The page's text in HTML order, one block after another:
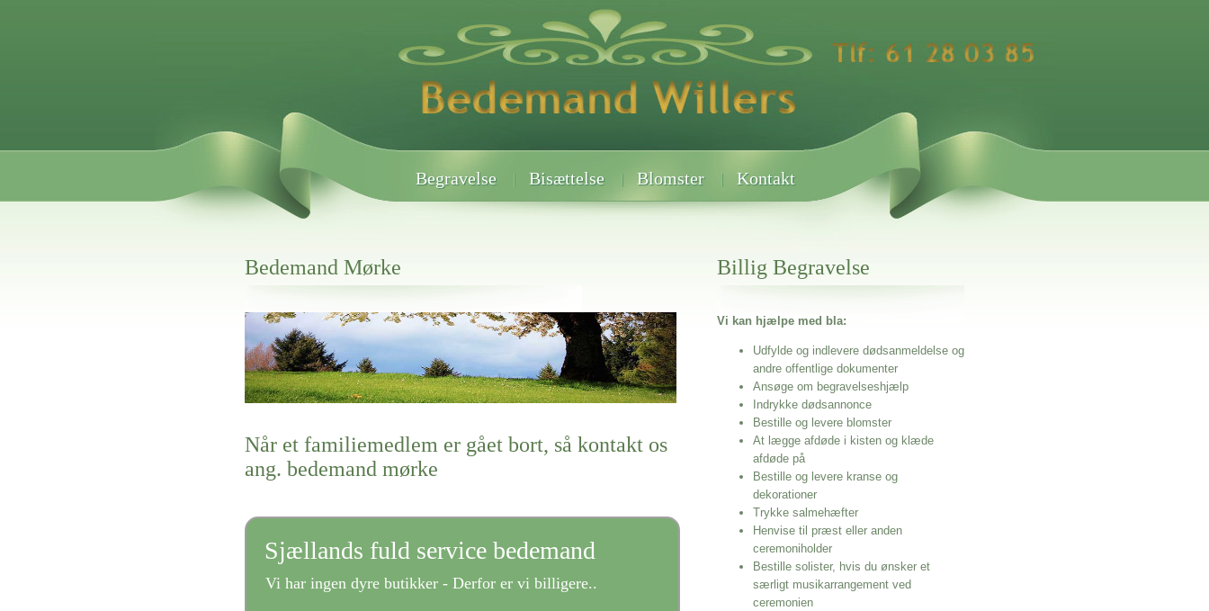
Begravelse Bisættelse Blomster Kontakt
Bedemand Mørke
Her hos os får du altid en god afslutning når det gælder
Bedemand Mørke
vi hjælper i alle faser af begravelsel
Når et familiemedlem er gået bort, så kontakt os
ang. bedemand mørke
Sjællands fuld service bedemand
Vi har ingen dyre butikker - Derfor er vi billigere..
Billig Begravelse
Vi kan hjælpe med bla:
Udfylde og indlevere dødsanmeldelse og
andre offentlige dokumenter
Ansøge om begravelseshjælp
Indrykke dødsannonce
Bestille og levere blomster
At lægge afdøde i kisten og klæde
afdøde på
Bestille og levere kranse og
dekorationer
Trykke salmehæfter
Henvise til præst eller anden
ceremoniholder
Bestille solister, hvis du ønsker et
særligt musikarrangement ved
ceremonien